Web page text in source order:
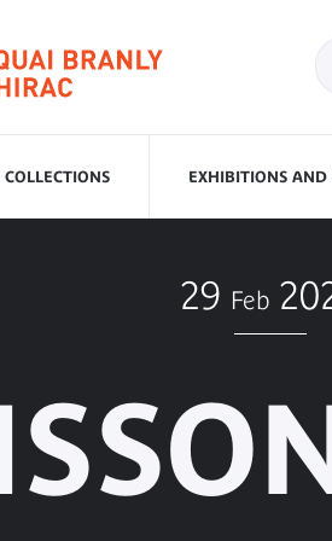
COLLECTIONS EXHIBITIONS AND
29 Feb